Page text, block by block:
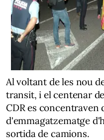
Al voltant de les nou
transit, i el centenar
CDR es concentraven
d'emmagatzematge
sortida de camions.